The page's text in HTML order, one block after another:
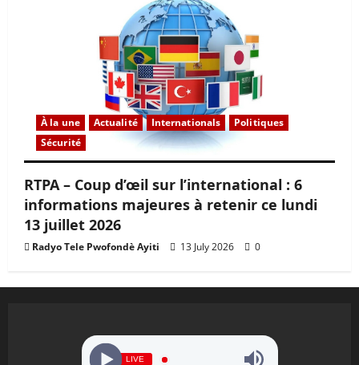
À la une Actualité Internationals
Politiques
Sécurité
RTPA – Coup d’œil sur l’international : 6
informations majeures à retenir ce lundi
13 juillet 2026
Radyo Tele Pwofondè Ayiti 13 July 2026 0
LIVE